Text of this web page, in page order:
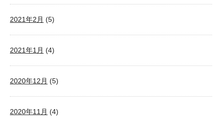
2021年2月 (5)
2021年1月 (4)
2020年12月 (5)
2020年11月 (4)